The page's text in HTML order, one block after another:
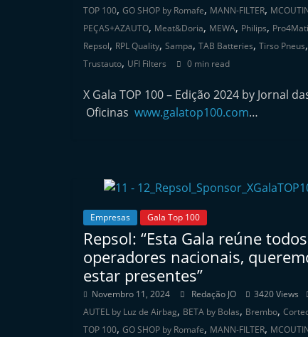
TOP 100, GO SHOP by Romafe, MANN-FILTER,
PEÇAS+AZAUTO, Meat&Doria, MEWA, Philips,
Repsol, RPL Quality, Sampa, TAB Batteries, Tirso Pneus,
Trustauto, UFI Filters 0 min read
X Gala TOP 100 – Edição 2024 by Jornal
Oficinas www.galatop100.com…
Empresas Gala Top 100
Repsol: “Esta Gala reúne
operadores nacionais,
estar presentes”
Novembro 11, 2024 Redação JO
3420 Views
AUTEL by Luz de Airbag, BETA by Bolas, Brembo,
TOP 100, GO SHOP by Romafe, MANN-FILTER,